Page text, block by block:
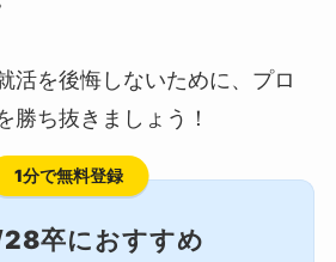
活を後悔しないために、プロ
勝ち抜きましょう！
1分で無料登録
卒におすすめ